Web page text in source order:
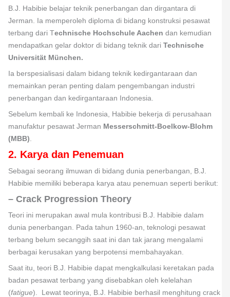
B.J. Habibie belajar teknik penerbangan dan dirgantara di
Jerman. Ia memperoleh diploma di bidang konstruksi pesawat
terbang dari Technische Hochschule Aachen dan kemudian
mendapatkan gelar doktor di bidang teknik dari Technische
Universität München.
Ia berspesialisasi dalam bidang teknik kedirgantaraan dan
memainkan peran penting dalam pengembangan industri
penerbangan dan kedirgantaraan Indonesia.
Sebelum kembali ke Indonesia, Habibie bekerja di perusahaan
manufaktur pesawat Jerman Messerschmitt-Boelkow-Blohm
(MBB)
2. Karya dan Penemuan
Sebagai seorang ilmuwan di bidang dunia penerbangan, B.J.
Habibie memiliki beberapa karya atau penemuan seperti berikut:
– Crack Progression Theory
Teori ini merupakan awal mula kontribusi B.J. Habibie dalam
dunia penerbangan. Pada tahun 1960-an, teknologi pesawat
terbang belum secanggih saat ini dan tak jarang mengalami
berbagai kerusakan yang berpotensi membahayakan.
Saat itu, teori B.J. Habibie dapat mengkalkulasi keretakan pada
badan pesawat terbang yang disebabkan oleh kelelahan
(fatigue). Lewat teorinya, B.J. Habibie berhasil menghitung crack